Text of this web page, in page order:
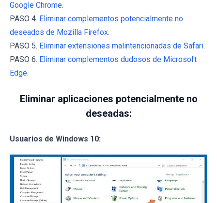
Google Chrome.
PASO 4. Eliminar complementos potencialmente no
deseados de Mozilla Firefox.
PASO 5. Eliminar extensiones malintencionadas de Safari.
PASO 6. Eliminar complementos dudosos de Microsoft
Edge.
Eliminar aplicaciones potencialmente no
deseadas:
Usuarios de Windows 10: